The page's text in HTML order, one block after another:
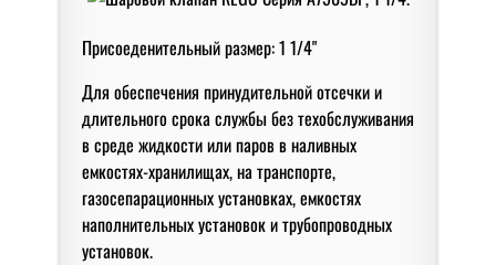
Присоеденительный размер: 1 1/4"
Для обеспечения принудительной отсечки и
длительного срока службы без техобслуживания
в среде жидкости или паров в наливных
емкостях-хранилищах, на транспорте,
газосепарационных установках, емкостях
наполнительных установок и трубопроводных
установок.